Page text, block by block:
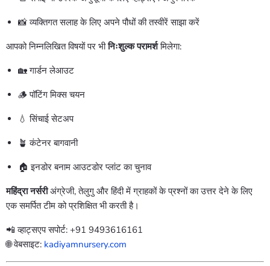
📸 व्यक्तिगत सलाह के लिए अपने पौधों की तस्वीरें साझा करें
आपको निम्नलिखित विषयों पर भीनिःशुल्क परामर्शमिलेगा:
🏡 गार्डन लेआउट
🪵 पॉटिंग मिक्स चयन
💧 सिंचाई सेटअप
🪴 कंटेनर बागवानी
🏠 इनडोर बनाम आउटडोर प्लांट का चुनाव
महिंद्रा नर्सरीअंग्रेजी, तेलुगु और हिंदी में ग्राहकों के प्रश्नों का उत्तर देने के लिए
एक समर्पित टीम को प्रशिक्षित भी करती है।
📲 व्हाट्सएप सपोर्ट: +91 9493616161
🌐 वेबसाइट: kadiyamnursery.com